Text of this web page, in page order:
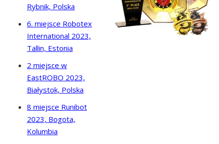
Rybnik, Polska
6. miejsce Robotex
International 2023,
Tallin, Estonia
2 miejsce w
EastROBO 2023,
Białystok, Polska
8 miejsce Runibot
2023, Bogota,
Kolumbia